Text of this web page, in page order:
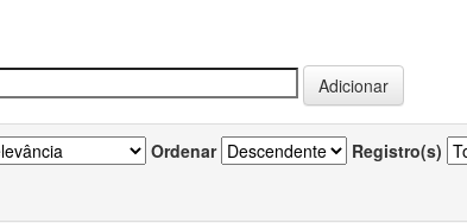
Ordenar Registro(s)